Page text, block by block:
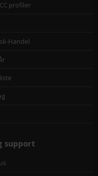
profiler
Handel
support